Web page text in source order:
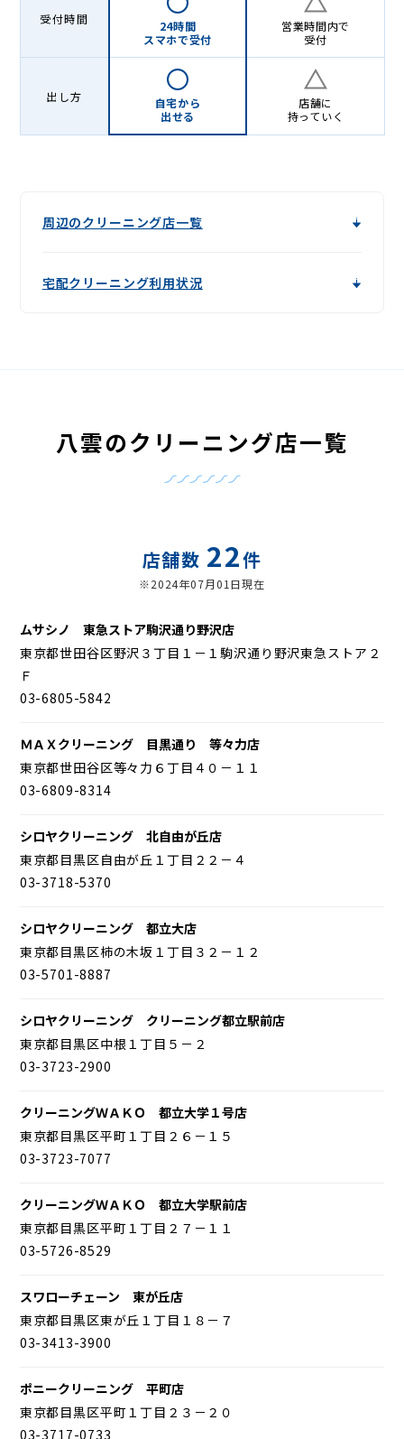
受付時間
24時間
スマホで受付
営業時間内で
受付
出し方
自宅から
出せる
店舗に
持っていく
周辺のクリーニング店一覧
宅配クリーニング利用状況
八雲のクリーニング店一覧
店舗数 22件
※2024年07月01日現在
ムサシノ 東急ストア駒沢通り野沢店
東京都世田谷区野沢３丁目１－１駒沢通り野沢東急ストア２
Ｆ
03-6805-5842
ＭＡＸクリーニング 目黒通り 等々力店
東京都世田谷区等々力６丁目４０－１１
03-6809-8314
シロヤクリーニング 北自由が丘店
東京都目黒区自由が丘１丁目２２－４
03-3718-5370
シロヤクリーニング 都立大店
東京都目黒区柿の木坂１丁目３２－１２
03-5701-8887
シロヤクリーニング クリーニング都立駅前店
東京都目黒区中根１丁目５－２
03-3723-2900
クリーニングＷＡＫＯ 都立大学１号店
東京都目黒区平町１丁目２６－１５
03-3723-7077
クリーニングＷＡＫＯ 都立大学駅前店
東京都目黒区平町１丁目２７－１１
03-5726-8529
スワローチェーン 東が丘店
東京都目黒区東が丘１丁目１８－７
03-3413-3900
ポニークリーニング 平町店
東京都目黒区平町１丁目２３－２０
03-3717-0733